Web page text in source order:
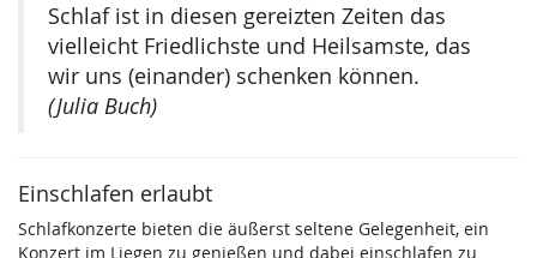
Schlaf ist in diesen gereizten Zeiten das
vielleicht Friedlichste und Heilsamste, das
wir uns (einander) schenken können.
(Julia Buch)
Einschlafen erlaubt
Schlafkonzerte bieten die äußerst seltene Gelegenheit, ein
Konzert im Liegen zu genießen und dabei einschlafen zu